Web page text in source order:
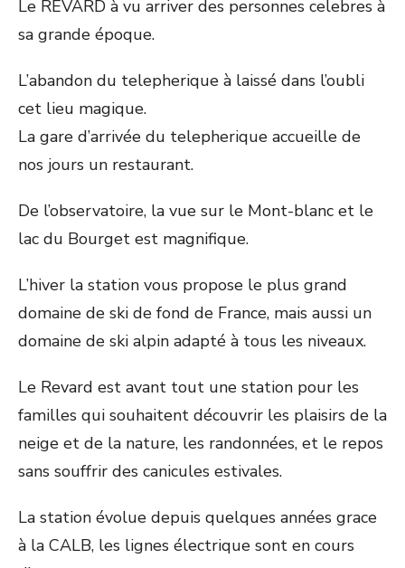
Le REVARD à vu arriver des personnes celebres à
sa grande époque.
L’abandon du telepherique à laissé dans l’oubli
cet lieu magique.
La gare d’arrivée du telepherique accueille de
nos jours un restaurant.
De l’observatoire, la vue sur le Mont-blanc et le
lac du Bourget est magnifique.
L’hiver la station vous propose le plus grand
domaine de ski de fond de France, mais aussi un
domaine de ski alpin adapté à tous les niveaux.
Le Revard est avant tout une station pour les
familles qui souhaitent découvrir les plaisirs de la
neige et de la nature, les randonnées, et le repos
sans souffrir des canicules estivales.
La station évolue depuis quelques années grace
à la CALB, les lignes électrique sont en cours